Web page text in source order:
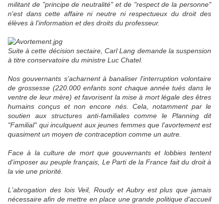
militant de "principe de neutralité" et de "respect de la personne"
n'est dans cette affaire ni neutre ni respectueux du droit des
élèves à l'information et des droits du professeur.
Suite à cette décision sectaire, Carl Lang demande la suspension
à titre conservatoire du ministre Luc Chatel.
Nos gouvernants s'acharnent à banaliser l'interruption volontaire
de grossesse (220.000 enfants sont chaque année tués dans le
ventre de leur mère) et favorisent la mise à mort légale des êtres
humains conçus et non encore nés. Cela, notamment par le
soutien aux structures anti-familiales comme le Planning dit
"Familial" qui inculquent aux jeunes femmes que l'avortement est
quasiment un moyen de contraception comme un autre.
Face à la culture de mort que gouvernants et lobbies tentent
d'imposer au peuple français, Le Parti de la France fait du droit à
la vie une priorité.
L'abrogation des lois Veil, Roudy et Aubry est plus que jamais
nécessaire afin de mettre en place une grande politique d'accueil